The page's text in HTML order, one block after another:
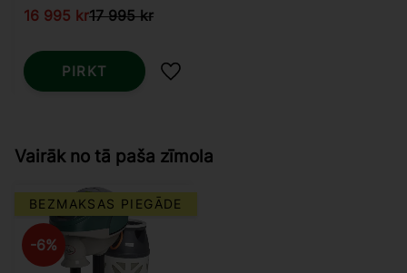
16 995 kr17 995kr
Pievienot vēlmjām
PIRKT
Vairāk no tā paša zīmola
6%
BEZMAKSAS PIEGĀDE